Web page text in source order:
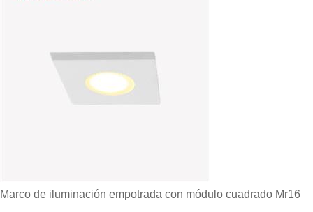
Marco de iluminación empotrada con módulo cuadrado Mr16